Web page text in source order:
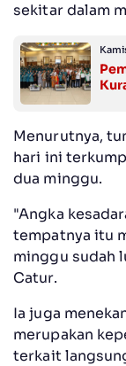
sekitar dalam
Menurutnya,
hari ini
dua minggu.
"Angka
tempatnya itu
minggu sudah
Catur.
Ia juga
merupakan
terkait